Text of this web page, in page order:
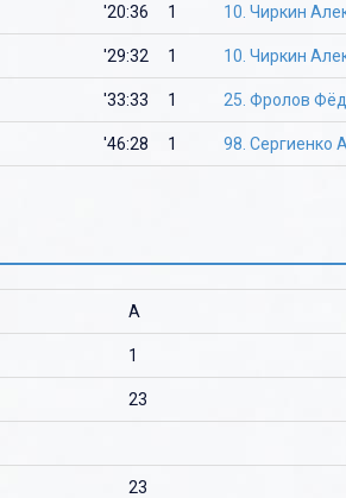
'20:36 1 10. Чиркин
'29:32 1 10. Чиркин
'33:33 1 25. Фролов
'46:28 1 98. Сергиенко
A
1
23
23